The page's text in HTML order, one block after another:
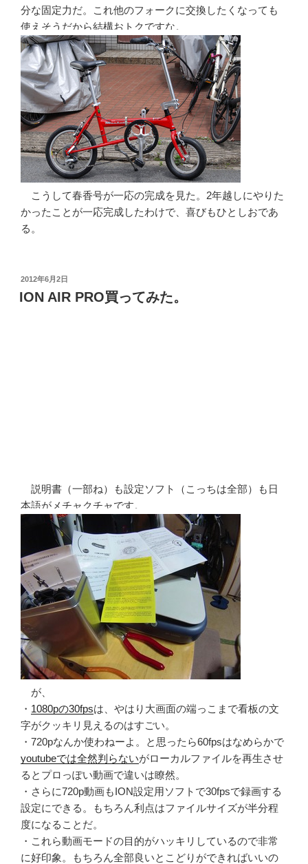
分な固定力だ。これ他のフォークに交換したくなっても
使えそうだから結構おトクですな。
こうして春香号が一応の完成を見た。2年越しにやりた
かったことが一応完成したわけで、喜びもひとしおであ
る。
投
稿
日:
2012年6月2日
ION AIR PRO買ってみた。
説明書（一部ね）も設定ソフト（こっちは全部）も日
本語がメチャクチャです。
が、
・ 1080pの30fpsは、やはり大画面の端っこまで看板の文
字がクッキリ見えるのはすごい。
・720pなんか使わねーよ。と思ったら60fpsはなめらかで
youtubeでは全然判らないがローカルファイルを再生させ
るとプロっぽい動画で違いは瞭然。
・さらに720p動画もION設定用ソフトで30fpsで録画する
設定にできる。もちろん利点はファイルサイズが半分程
度になることだ。
・これら動画モードの目的がハッキリしているので非常
に好印象。もちろん全部良いとこどりができればいいの